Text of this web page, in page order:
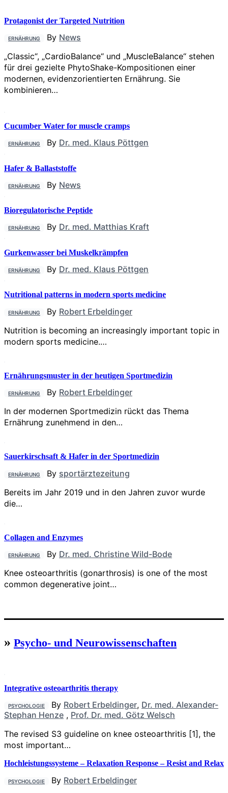
Protagonist der Targeted Nutrition
ERNÄHRUNG By News
„Classic“, „CardioBalance“ und „MuscleBalance“ stehen
für drei gezielte PhytoShake-Kompositionen einer
modernen, evidenzorientierten Ernährung. Sie
kombinieren…
Cucumber Water for muscle cramps
ERNÄHRUNG By Dr. med. Klaus Pöttgen
Hafer & Ballaststoffe
ERNÄHRUNG By News
Bioregulatorische Peptide
ERNÄHRUNG By Dr. med. Matthias Kraft
Gurkenwasser bei Muskelkrämpfen
ERNÄHRUNG By Dr. med. Klaus Pöttgen
Nutritional patterns in modern sports medicine
ERNÄHRUNG By Robert Erbeldinger
Nutrition is becoming an increasingly important topic in
modern sports medicine.…
Ernährungsmuster in der heutigen Sportmedizin
ERNÄHRUNG By Robert Erbeldinger
In der modernen Sportmedizin rückt das Thema
Ernährung zunehmend in den…
Sauerkirschsaft & Hafer in der Sportmedizin
ERNÄHRUNG By sportärztezeitung
Bereits im Jahr 2019 und in den Jahren zuvor wurde
die…
Collagen and Enzymes
ERNÄHRUNG By Dr. med. Christine Wild-Bode
Knee osteoarthritis (gonarthrosis) is one of the most
common degenerative joint…
» Psycho- und Neurowissenschaften
Integrative osteoarthritis therapy
PSYCHOLOGIE By Robert Erbeldinger, Dr. med. Alexander-
Stephan Henze , Prof. Dr. med. Götz Welsch
The revised S3 guideline on knee osteoarthritis [1], the
most important…
Hochleistungssysteme – Relaxation Response – Resist and Relax
PSYCHOLOGIE By Robert Erbeldinger